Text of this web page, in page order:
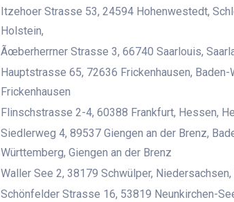
Itzehoer Strasse 53, 24594 Hohenwestedt,
Holstein,
Ãœberherrner Strasse 3, 66740 Saarlouis,
Hauptstrasse 65, 72636 Frickenhausen, Baden-
Frickenhausen
Flinschstrasse 2-4, 60388 Frankfurt, Hessen,
Siedlerweg 4, 89537 Giengen an der Brenz,
Württemberg, Giengen an der Brenz
Waller See 2, 38179 Schwülper, Niedersachsen,
Schönfelder Strasse 16, 53819 Neunkirchen-